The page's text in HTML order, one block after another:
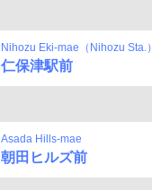
Nihozu Eki-mae（Nihozu Sta.）
仁保津駅前
Asada Hills-mae
朝田ヒルズ前